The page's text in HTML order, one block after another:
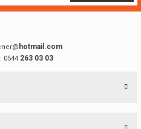
olmalı.
hotmail.com
: 0544263 03 03